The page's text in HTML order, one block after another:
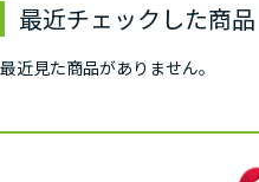
最近チェックした商品
最近見た商品がありません。